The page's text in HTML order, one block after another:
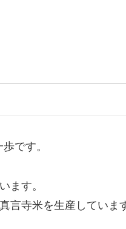
です。
ます。
言寺米を生産していま